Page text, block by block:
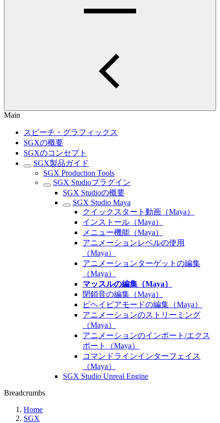
Main
スピーチ・グラフィックス
SGXの概要
SGXのコンセプト
SGX製品ガイド
SGX Production Tools
SGX Studioプラグイン
SGX Studioの概要
SGX Studio Maya
クイックスタート動画（Maya）
インストール（Maya）
メニュー機能（Maya）
アニメーションレベルの使用
（Maya）
アニメーションターゲットの編集
（Maya）
マッスルの編集（Maya）
閉鎖音の編集（Maya）
ビヘイビアモードの編集（Maya）
アニメーションのストリーミング
（Maya）
アニメーションのインポート/エクス
ポート（Maya）
コマンドラインインターフェイス
（Maya）
SGX Studio Unreal Engine
Breadcrumbs
Home
SGX